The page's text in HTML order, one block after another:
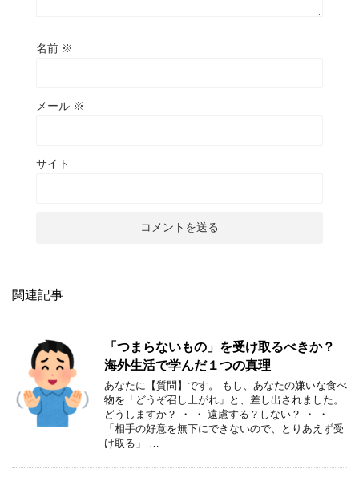
名前 ※
メール ※
サイト
関連記事
「つまらないもの」を受け取るべきか？
海外生活で学んだ１つの真理
あなたに【質問】です。 もし、あなたの嫌いな食べ
物を「どうぞ召し上がれ」と、差し出されました。
どうしますか？ ・ ・ 遠慮する？しない？ ・ ・
「相手の好意を無下にできないので、とりあえず受
け取る」 …